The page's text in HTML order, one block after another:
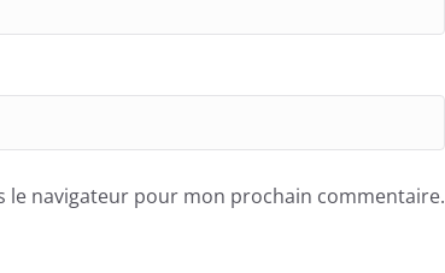
navigateur pour mon prochain commentaire.